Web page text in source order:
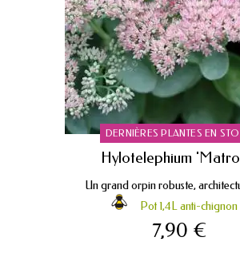
DERNIÈRES PLANTES EN
Hylotelephium
Un grand orpin robuste,
Pot 1,4L anti-chignon
7,90 €